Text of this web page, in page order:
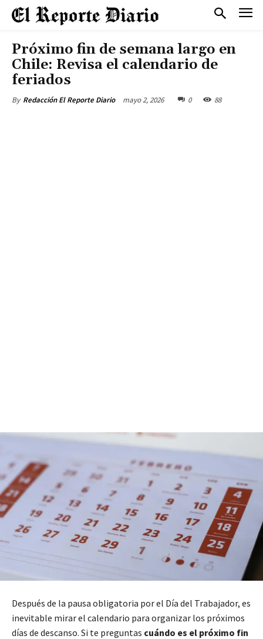
Próximo fin de semana largo en
Chile: Revisa el calendario de
feriados
By Redacción El Reporte Diario mayo 2, 2026 0 88
Después de la pausa obligatoria por el Día del Trabajador, es
inevitable mirar el calendario para organizar los próximos
días de descanso. Si te preguntas cuándo es el próximo fin